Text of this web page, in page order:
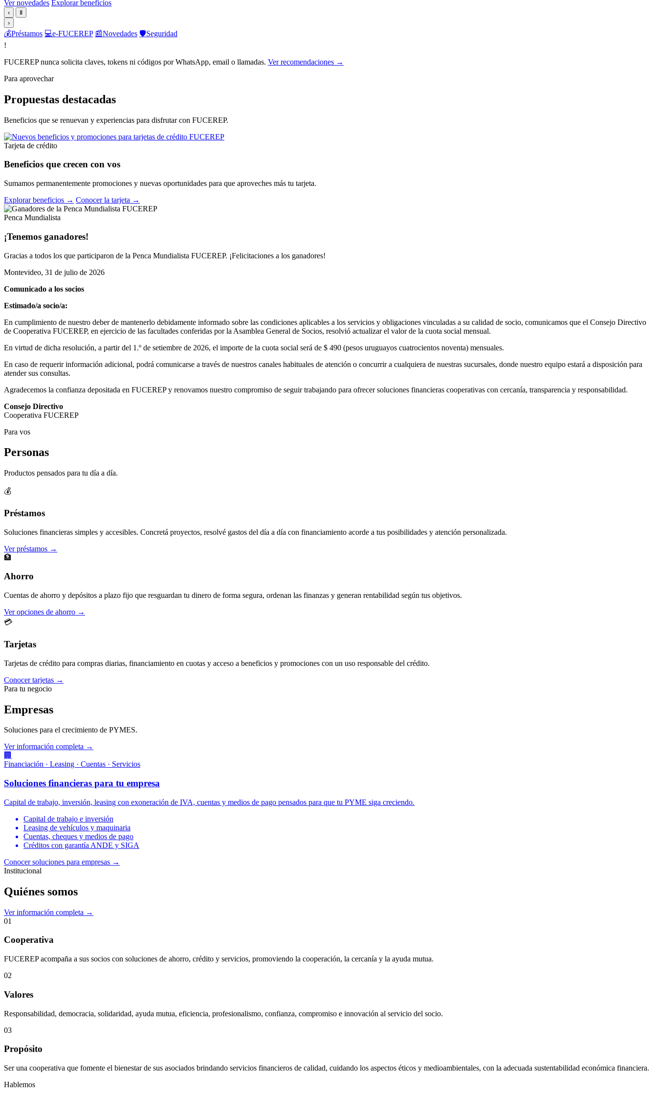
Ver novedades Explorar beneficios
‹
Ⅱ
›
💰Préstamos 💻e-FUCEREP 📰Novedades 🛡️Seguridad
!
FUCEREP nunca solicita claves, tokens ni códigos por WhatsApp, email o llamadas. Ver recomendaciones →
Para aprovechar
Propuestas destacadas
Beneficios que se renuevan y experiencias para disfrutar con FUCEREP.
Tarjeta de crédito
Beneficios que crecen con vos
Sumamos permanentemente promociones y nuevas oportunidades para que aproveches más tu tarjeta.
Explorar beneficios → Conocer la tarjeta →
Penca Mundialista
¡Tenemos ganadores!
Gracias a todos los que participaron de la Penca Mundialista FUCEREP. ¡Felicitaciones a los ganadores!
Montevideo, 31 de julio de 2026
Comunicado a los socios
Estimado/a socio/a:
En cumplimiento de nuestro deber de mantenerlo debidamente informado sobre las condiciones aplicables a los servicios y obligaciones vinculadas a su calidad de socio, comunicamos que el Consejo Directivo
de Cooperativa FUCEREP, en ejercicio de las facultades conferidas por la Asamblea General de Socios, resolvió actualizar el valor de la cuota social mensual.
En virtud de dicha resolución, a partir del 1.º de setiembre de 2026, el importe de la cuota social será de $ 490 (pesos uruguayos cuatrocientos noventa) mensuales.
En caso de requerir información adicional, podrá comunicarse a través de nuestros canales habituales de atención o concurrir a cualquiera de nuestras sucursales, donde nuestro equipo estará a disposición para
atender sus consultas.
Agradecemos la confianza depositada en FUCEREP y renovamos nuestro compromiso de seguir trabajando para ofrecer soluciones financieras cooperativas con cercanía, transparencia y responsabilidad.
Consejo Directivo
Cooperativa FUCEREP
Para vos
Personas
Productos pensados para tu día a día.
💰
Préstamos
Soluciones financieras simples y accesibles. Concretá proyectos, resolvé gastos del día a día con financiamiento acorde a tus posibilidades y atención personalizada.
Ver préstamos →
🏦
Ahorro
Cuentas de ahorro y depósitos a plazo fijo que resguardan tu dinero de forma segura, ordenan las finanzas y generan rentabilidad según tus objetivos.
Ver opciones de ahorro →
💳
Tarjetas
Tarjetas de crédito para compras diarias, financiamiento en cuotas y acceso a beneficios y promociones con un uso responsable del crédito.
Conocer tarjetas →
Para tu negocio
Empresas
Soluciones para el crecimiento de PYMES.
Ver información completa →
🏢
Financiación · Leasing · Cuentas · Servicios
Soluciones financieras para tu empresa
Capital de trabajo, inversión, leasing con exoneración de IVA, cuentas y medios de pago pensados para que tu PYME siga creciendo.
Capital de trabajo e inversión
Leasing de vehículos y maquinaria
Cuentas, cheques y medios de pago
Créditos con garantía ANDE y SIGA
Conocer soluciones para empresas →
Institucional
Quiénes somos
Ver información completa →
01
Cooperativa
FUCEREP acompaña a sus socios con soluciones de ahorro, crédito y servicios, promoviendo la cooperación, la cercanía y la ayuda mutua.
02
Valores
Responsabilidad, democracia, solidaridad, ayuda mutua, eficiencia, profesionalismo, confianza, compromiso e innovación al servicio del socio.
03
Propósito
Ser una cooperativa que fomente el bienestar de sus asociados brindando servicios financieros de calidad, cuidando los aspectos éticos y medioambientales, con la adecuada sustentabilidad económica financiera.
Hablemos